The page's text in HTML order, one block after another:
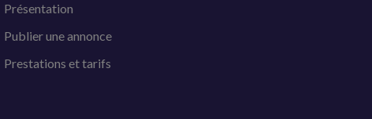
Présentation
Publier une annonce
Prestations et tarifs